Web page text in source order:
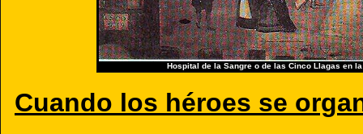
Hospital de la Sangre o de las Cinco Llagas en
Cuando los héroes se